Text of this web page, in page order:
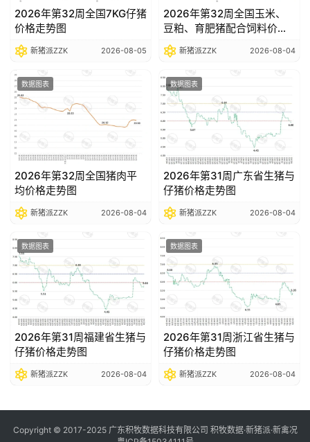
今
日
猪
价
2026年第32周全国7KG仔猪
价格走势图
新猪派ZZK 2026-08-05
2026年第32周全国玉米、
豆粕、育肥猪配合饲料价格
走势图
新猪派ZZK 2026-08-04
数据图表
2026年第32周全国猪肉平
均价格走势图
新猪派ZZK 2026-08-04
数据图表
2026年第31周广东省生猪与
仔猪价格走势图
新猪派ZZK 2026-08-04
数据图表
2026年第31周福建省生猪与
仔猪价格走势图
新猪派ZZK 2026-08-04
数据图表
2026年第31周浙江省生猪与
仔猪价格走势图
新猪派ZZK 2026-08-04
Copyright © 2017-2025 广东积牧数据科技有限公司 积牧数据·新猪派·新禽况